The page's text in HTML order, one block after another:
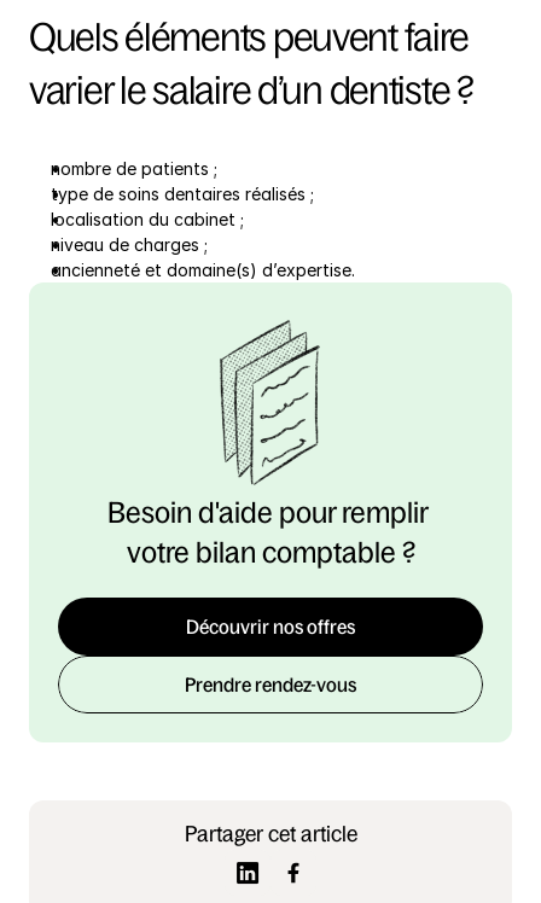
Partager cet article
Quels éléments peuvent faire
varier le salaire d’un dentiste ?
nombre de patients ;
type de soins dentaires réalisés ;
localisation du cabinet ;
niveau de charges ;
ancienneté et domaine(s) d’expertise.
Besoin d'aide pour remplir
votre bilan comptable ?
Découvrir nos offres
Prendre rendez-vous